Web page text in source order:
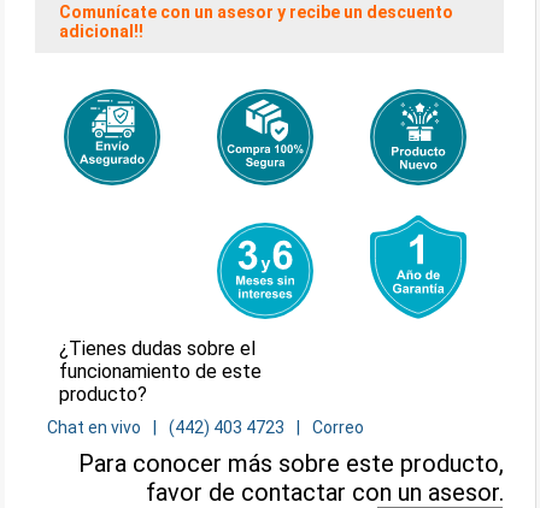
Comunícate con un asesor y recibe un descuento
adicional!!
¿Tienes dudas sobre el
funcionamiento de este
producto?
Chat en vivo (442) 403 4723 Correo
Para conocer más sobre este producto,
favor de contactar con un asesor.